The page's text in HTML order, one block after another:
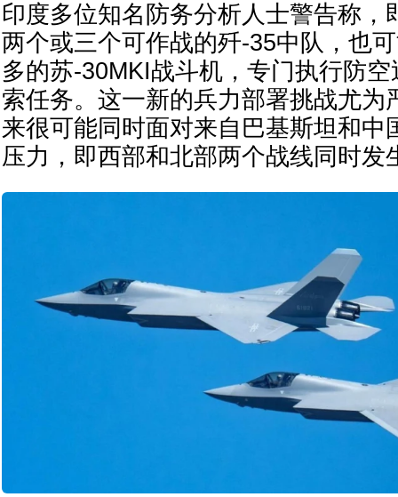
印度多位知名防务分析人士警告称，
两个或三个可作战的歼-35中队，也
多的苏-30MKI战斗机，专门执行防
索任务。这一新的兵力部署挑战尤为
来很可能同时面对来自巴基斯坦和中
压力，即西部和北部两个战线同时发